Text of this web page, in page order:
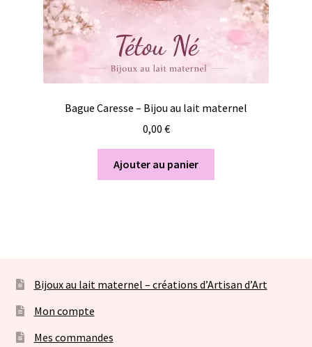
Bague Caresse – Bijou au lait maternel
0,00 €
Ajouter au panier
Bijoux au lait maternel – créations d’Artisan d’Art
Mon compte
Mes commandes